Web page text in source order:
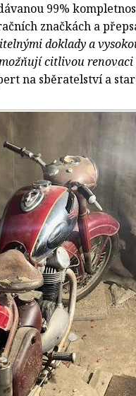
99%
značkách a
doklady a
citlivou renovaci
na sběratelství a